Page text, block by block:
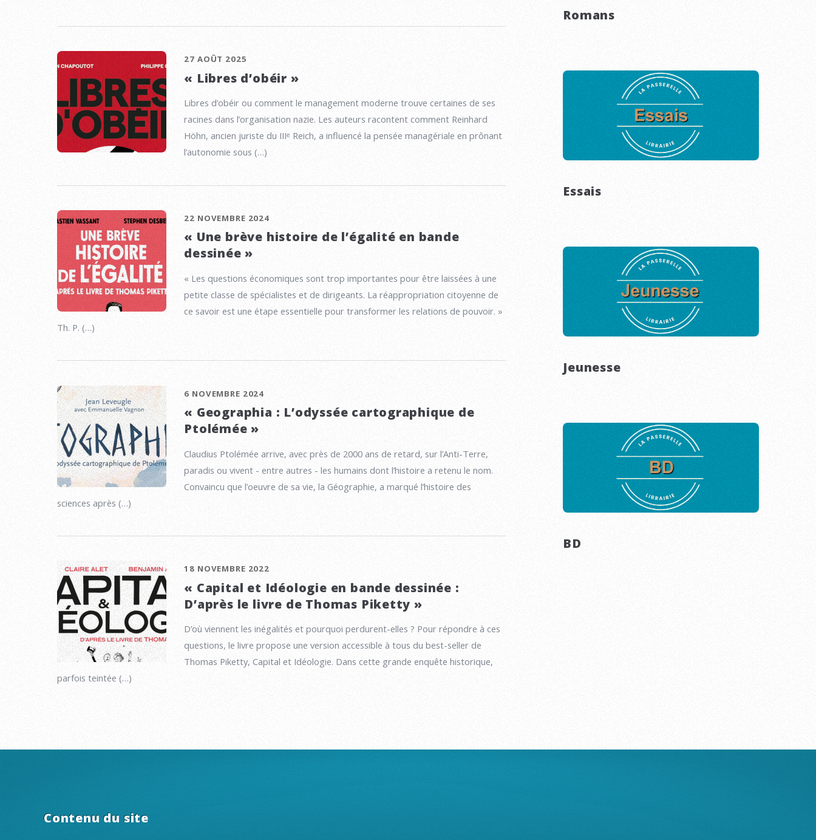
27 AOÛT 2025
« Libres d’obéir »
Libres d’obéir ou comment le management moderne trouve certaines de ses
racines dans l’organisation nazie. Les auteurs racontent comment Reinhard
Höhn, ancien juriste du IIIᵉ Reich, a influencé la pensée managériale en prônant
l’autonomie sous (…)
22 NOVEMBRE 2024
« Une brève histoire de l’égalité en bande
dessinée »
« Les questions économiques sont trop importantes pour être laissées à une
petite classe de spécialistes et de dirigeants. La réappropriation citoyenne de
ce savoir est une étape essentielle pour transformer les relations de pouvoir. »
Th. P. (…)
6 NOVEMBRE 2024
« Geographia : L’odyssée cartographique de
Ptolémée »
Claudius Ptolémée arrive, avec près de 2000 ans de retard, sur l’Anti-Terre,
paradis ou vivent - entre autres - les humains dont l’histoire a retenu le nom.
Convaincu que l’oeuvre de sa vie, la Géographie, a marqué l’histoire des
sciences après (…)
18 NOVEMBRE 2022
« Capital et Idéologie en bande dessinée :
D’après le livre de Thomas Piketty »
D’où viennent les inégalités et pourquoi perdurent-elles ? Pour répondre à ces
questions, le livre propose une version accessible à tous du best-seller de
Thomas Piketty, Capital et Idéologie. Dans cette grande enquête historique,
parfois teintée (…)
Romans
Essais
Jeunesse
BD
Contenu du site